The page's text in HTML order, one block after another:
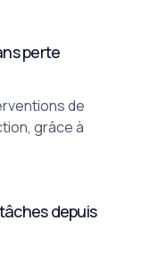
perte
de
grâce à
depuis